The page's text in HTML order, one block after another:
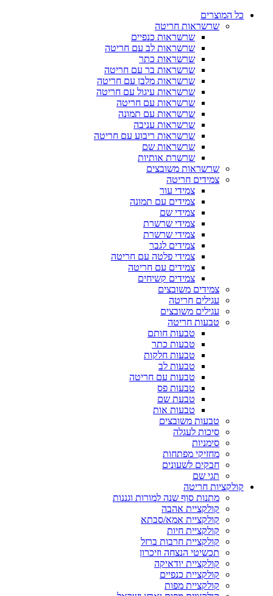
כל המוצרים
שרשראות חריטה
שרשראות כנפיים
שרשראות לב עם חריטה
שרשראות כתר
שרשראות בר עם חריטה
שרשראות מלבן עם חריטה
שרשראות עיגול עם חריטה
שרשראות עם חריטה
שרשראות עם תמונה
שרשראות עניבה
שרשראות ריבוע עם חריטה
שרשראות שם
שרשרת אותיות
שרשראות משובצים
צמידים חריטה
צמידי עור
צמידים עם תמונה
צמידי שם
צמידי שרשרת
צמידי שרשרת
צמידים לגבר
צמידי פלטה עם חריטה
צמידים עם חריטה
צמידים קשיחים
צמידים משובצים
עגילים חריטה
עגילים משובצים
טבעות חריטה
טבעות חותם
טבעות כתר
טבעות חלקות
טבעות לב
טבעות עם חריטה
טבעות פס
טבעת שם
טבעות אות
טבעות משובצים
סיכות לעגלה
סימניות
מחזיקי מפתחות
חבקים לשעונים
תגי שם
קולקציות חריטה
מתנות סוף שנה למורות וגננות
קולקציית אהבה
קולקציית אמא/סבתא
קולקציית חיות
קולקציית חרבות ברזל
תכשיטי הנצחה וזיכרון
קולקציית יודאיקה
קולקציית כנפיים
קולקציית מפות